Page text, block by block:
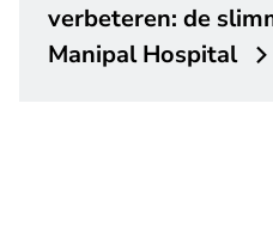
verbeteren: de
Manipal Hospital